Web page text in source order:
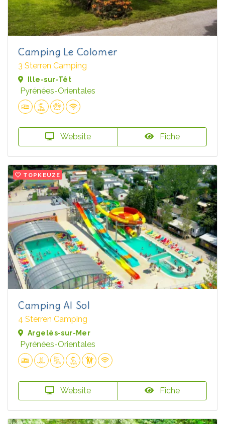
Camping Le Colomer
3 Sterren Camping
Ille-sur-Têt
Pyrénées-Orientales
Website Fiche
TOPKEUZE
Camping Al Sol
4 Sterren Camping
Argelès-sur-Mer
Pyrénées-Orientales
Website Fiche